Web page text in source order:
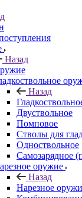
Назад
Назад
Двуствольное
Помповое
Стволы для
Одноствольное
Самозарядное
оружие
Назад
Нарезное